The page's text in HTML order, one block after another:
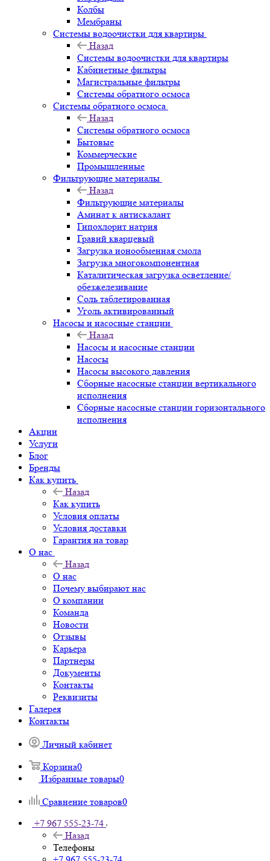
Колбы
Мембраны
Системы водоочистки для квартиры
Назад
Системы водоочистки для квартиры
Кабинетные фильтры
Магистральные фильтры
Системы обратного осмоса
Системы обратного осмоса
Назад
Системы обратного осмоса
Бытовые
Коммерческие
Промышленные
Фильтрующие материалы
Назад
Фильтрующие материалы
Аминат к антискалант
Гипохлорит натрия
Гравий кварцевый
Загрузка ионообменная смола
Загрузка многокомпонентная
Каталитическая загрузка осветление/
обезжелезивание
Соль таблетированная
Уголь активированный
Насосы и насосные станции
Назад
Насосы и насосные станции
Насосы
Насосы высокого давления
Сборные насосные станции вертикального
исполнения
Сборные насосные станции горизонтального
исполнения
Акции
Услуги
Блог
Бренды
Как купить
Назад
Как купить
Условия оплаты
Условия доставки
Гарантия на товар
О нас
Назад
О нас
Почему выбирают нас
О компании
Команда
Новости
Отзывы
Карьера
Партнеры
Документы
Контакты
Реквизиты
Галерея
Контакты
Личный кабинет
Корзина0
Избранные товары0
Сравнение товаров0
+7 967 555-23-74
Назад
Телефоны